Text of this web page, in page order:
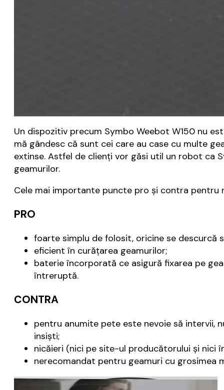
Un dispozitiv precum Symbo Weebot W150 nu
mă gândesc că sunt cei care au case cu multe
extinse. Astfel de clienți vor găsi util un robot ca
geamurilor.
Cele mai importante puncte pro și contra pentru
PRO
foarte simplu de folosit, oricine se descurcă
eficient în curățarea geamurilor;
baterie încorporată ce asigură fixarea pe
întreruptă.
CONTRA
pentru anumite pete este nevoie să intervii,
insiști;
nicăieri (nici pe site-ul producătorului și nici
nerecomandat pentru geamuri cu grosimea